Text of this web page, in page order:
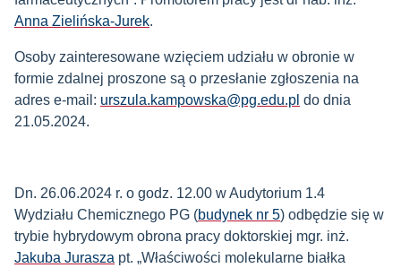
Anna Zielińska-Jurek.
Osoby zainteresowane wzięciem udziału w obronie w
formie zdalnej proszone są o przesłanie zgłoszenia na
adres e-mail: urszula.kampowska@pg.edu.pl do dnia
21.05.2024.
Dn. 26.06.2024 r. o godz. 12.00 w Audytorium 1.4
Wydziału Chemicznego PG (budynek nr 5) odbędzie się w
trybie hybrydowym obrona pracy doktorskiej mgr. inż.
Jakuba Jurasza pt. „Właściwości molekularne białka